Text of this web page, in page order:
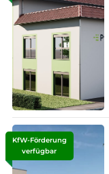
KfW-Förderung
verfügbar